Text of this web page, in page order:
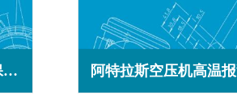
阿特拉斯空压机配电基本操作(正确操作确保安全运行)